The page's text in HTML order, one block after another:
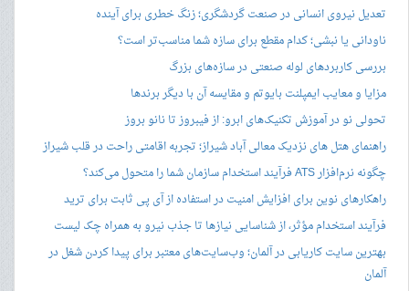
تعدیل نیروی انسانی در صنعت گردشگری؛ زنگ خطری برای آینده
ناودانی یا نبشی؛ کدام مقطع برای سازه شما مناسب‌تر است؟
بررسی کاربردهای لوله صنعتی در سازه‌های بزرگ
مزایا و معایب ایمپلنت بایوتم و مقایسه آن با دیگر برندها
تحولی نو در آموزش تکنیک‌های ابرو: از فیبروز تا نانو بروز
راهنمای هتل های نزدیک معالی آباد شیراز؛ تجربه اقامتی راحت در قلب شیراز
چگونه نرم‌افزار ATS فرآیند استخدام سازمان شما را متحول می‌کند؟
راهکارهای نوین برای افزایش امنیت در استفاده از آی پی ثابت برای ترید
فرآیند استخدام مؤثر، از شناسایی نیازها تا جذب نیرو به همراه چک لیست
بهترین سایت کاریابی در آلمان؛ وب‌سایت‌های معتبر برای پیدا کردن شغل در
آلمان